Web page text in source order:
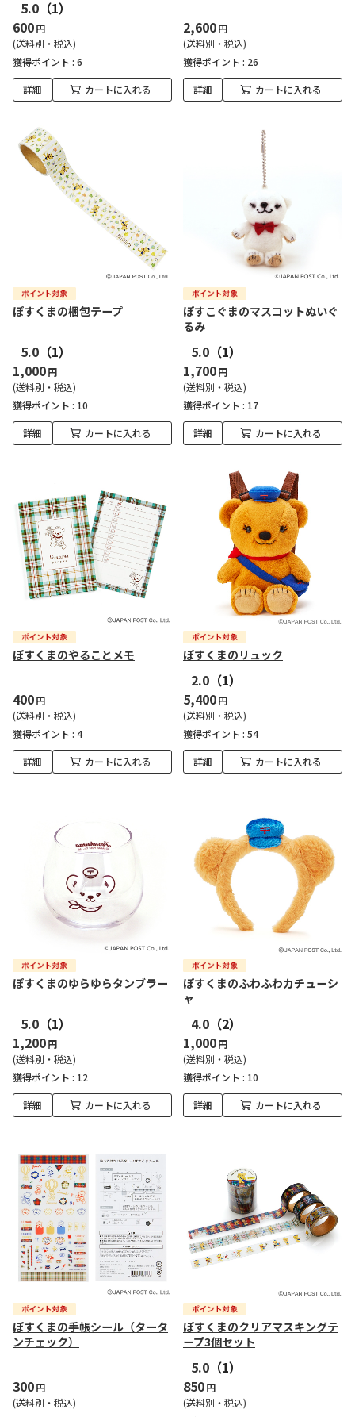
5.0 （1）
600円
(送料別・税込)
獲得ポイント : 6
詳細 カートに入れる
2,600円
(送料別・税込)
獲得ポイント : 26
詳細 カートに入れる
ぽすくまの梱包テープ
5.0 （1）
1,000円
(送料別・税込)
獲得ポイント : 10
詳細 カートに入れる
ぽすこぐまのマスコットぬいぐ
るみ
5.0 （1）
1,700円
(送料別・税込)
獲得ポイント : 17
詳細 カートに入れる
ぽすくまのやることメモ
400円
(送料別・税込)
獲得ポイント : 4
詳細 カートに入れる
ぽすくまのリュック
2.0 （1）
5,400円
(送料別・税込)
獲得ポイント : 54
詳細 カートに入れる
ぽすくまのゆらゆらタンブラー
5.0 （1）
1,200円
(送料別・税込)
獲得ポイント : 12
詳細 カートに入れる
ぽすくまのふわふわカチューシ
ャ
4.0 （2）
1,000円
(送料別・税込)
獲得ポイント : 10
詳細 カートに入れる
ぽすくまの手帳シール（タータ
ンチェック）
300円
(送料別・税込)
ぽすくまのクリアマスキングテ
ープ3個セット
5.0 （1）
850円
(送料別・税込)